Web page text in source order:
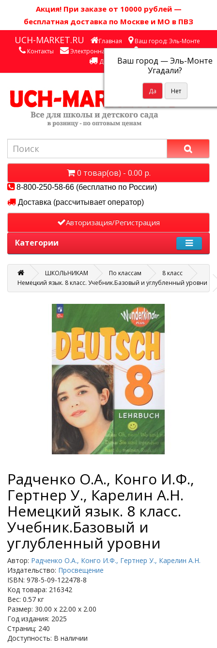
Акция! При заказе от 10000 рублей —
бесплатная доставка по Москве и МО в ПВЗ
UCH-MARKET.RU Главная Ваш город: Эль-Монте
Ваш город —Эль-Монте
Угадали?
Контакты Электронная почта
Личный кабинет
Доставка
0 товар(ов) - 0.00 р.
8-800-250-58-66 (бесплатно по России)
Доставка (рассчитывает оператор)
Авторизация/Регистрация
Категории
ШКОЛЬНИКАМ По классам
8 класс
Немецкий язык. 8 класс. Учебник.Базовый и углубленный уровни
Радченко О.А., Конго И.Ф.,
Гертнер У., Карелин А.Н.
Немецкий язык. 8 класс.
Учебник.Базовый и
углубленный уровни
Автор: Радченко О.А., Конго И.Ф., Гертнер У., Карелин А.Н.
Издательство: Просвещение
ISBN: 978-5-09-122478-8
Код товара: 216342
Вес: 0.57 кг
Размер: 30.00 x 22.00 x 2.00
Год издания: 2025
Страниц: 240
Доступность: В наличии